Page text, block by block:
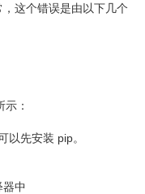
这个错误是由以下几个
：
以先安装 pip。
中